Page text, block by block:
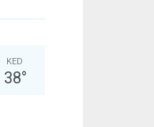
KED
38°